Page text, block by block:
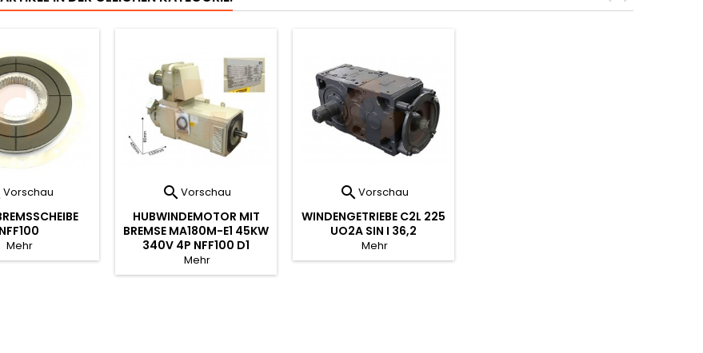
Vorschau
NFF100
Mehr
Vorschau
HUBWINDEMOTOR MIT
BREMSE MA180M-E1 45KW
340V 4P NFF100 D1
Mehr
Vorschau
WINDENGETRIEBE C2L 225
UO2A SIN I 36,2
Mehr